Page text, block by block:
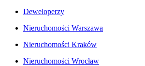
Deweloperzy
Nieruchomości Warszawa
Nieruchomości Kraków
Nieruchomości Wrocław